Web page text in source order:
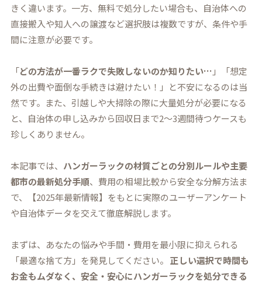
きく違います。一方、無料で処分したい場合も、自治体への
直接搬入や知人への譲渡など選択肢は複数ですが、条件や手
間に注意が必要です。
「どの方法が一番ラクで失敗しないのか知りたい… 」「想定
外の出費や面倒な手続きは避けたい！」と不安になるのは当
然です。また、引越しや大掃除の際に大量処分が必要になる
と、自治体の申し込みから回収日まで2～3週間待つケースも
珍しくありません。
本記事では、 ハンガーラックの材質ごとの分別ルールや主要
都市の最新処分手順、費用の相場比較から安全な分解方法ま
で、【2025年最新情報】をもとに実際のユーザーアンケート
や自治体データを交えて徹底解説します。
まずは、あなたの悩みや手間・費用を最小限に抑えられる
「最適な捨て方」を発見してください。正しい選択で時間も
お金もムダなく、安全・安心にハンガーラックを処分できる